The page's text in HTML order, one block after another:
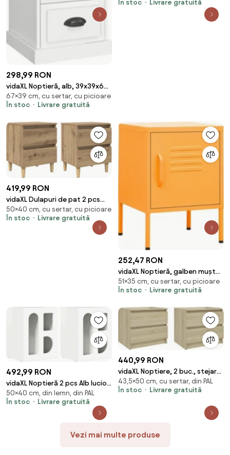
298,99 RON
vidaXL Noptieră, alb, 39x39x67
cm, lemn prelucrat
67×39 cm, cu sertar, cu picioare
În stoc
Livrare gratuită
41 x 56 cm
În stoc
Livrare gratuită
419,99 RON
vidaXL Dulapuri de pat 2 pcs
Stejar Artizanal 40 x 35 x 50 cm
50×40 cm, cu sertar, cu picioare
În stoc
Livrare gratuită
252,47 RON
vidaXL Noptieră, galben muștar,
35x35x51 cm oțel
51×35 cm, cu sertar, cu picioare
În stoc
Livrare gratuită
492,99 RON
vidaXL Noptieră 2 pcs Alb lucios
40 x 35 x 50 cm Lemn compozit
50×40 cm, din lemn, din PAL
În stoc
Livrare gratuită
440,99 RON
vidaXL Noptiere, 2 buc., stejar
sonoma, 50x39x43,5 cm, PAL
43,5×50 cm, cu sertar, din PAL
În stoc
Livrare gratuită
Vezi mai multe produse